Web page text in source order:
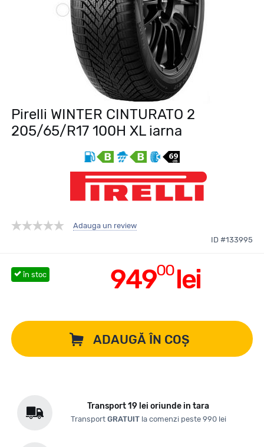
Pirelli WINTER CINTURATO 2
205/65/R17 100H XL iarna
Adauga un review
ID #133995
94900lei
în stoc
ADAUGĂ ÎN COȘ
Transport 19 lei oriunde in tara
Transport GRATUITla comenzi peste 990 lei